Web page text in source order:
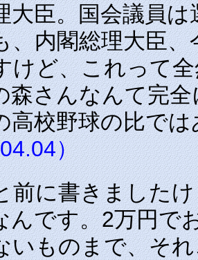
大臣。国会議員
、内閣総理大臣
けど、これって
森さんなんて完
高校野球の比で
）
前に書きました
んです。2万円で
いものまで、そ